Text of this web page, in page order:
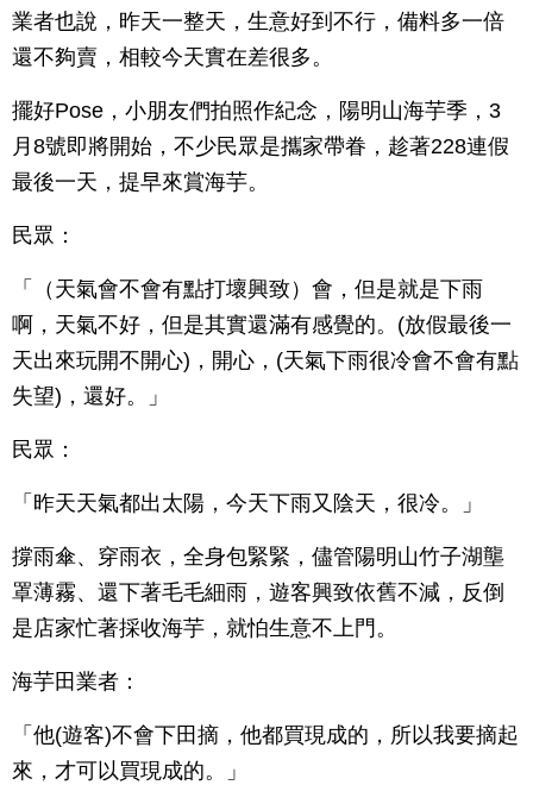
業者也說，昨天一整天，生意好到不行，備料多一倍
還不夠賣，相較今天實在差很多。
擺好Pose，小朋友們拍照作紀念，陽明山海芋季，3
月8號即將開始，不少民眾是攜家帶眷，趁著228連假
最後一天，提早來賞海芋。
民眾：
「（天氣會不會有點打壞興致）會，但是就是下雨
啊，天氣不好，但是其實還滿有感覺的。(放假最後一
天出來玩開不開心)，開心，(天氣下雨很冷會不會有點
失望)，還好。」
民眾：
「昨天天氣都出太陽，今天下雨又陰天，很冷。」
撐雨傘、穿雨衣，全身包緊緊，儘管陽明山竹子湖壟
罩薄霧、還下著毛毛細雨，遊客興致依舊不減，反倒
是店家忙著採收海芋，就怕生意不上門。
海芋田業者：
「他(遊客)不會下田摘，他都買現成的，所以我要摘起
來，才可以買現成的。」